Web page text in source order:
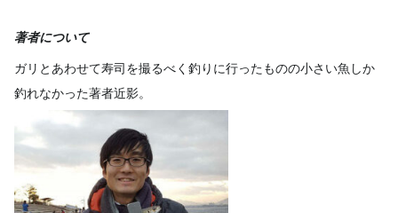
著者について
ガリとあわせて寿司を撮るべく釣りに行ったものの小さい魚しか
釣れなかった著者近影。